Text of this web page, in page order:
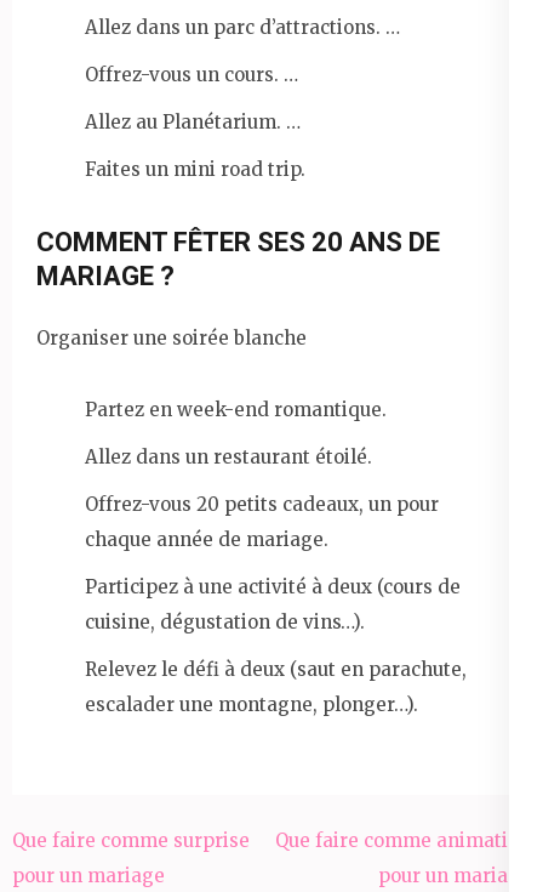
Allez dans un parc d’attractions. …
Offrez-vous un cours. …
Allez au Planétarium. …
Faites un mini road trip.
COMMENT FÊTER SES 20 ANS DE
MARIAGE ?
Organiser une soirée blanche
Partez en week-end romantique.
Allez dans un restaurant étoilé.
Offrez-vous 20 petits cadeaux, un pour
chaque année de mariage.
Participez à une activité à deux (cours de
cuisine, dégustation de vins…).
Relevez le défi à deux (saut en parachute,
escalader une montagne, plonger…).
Navigation
de
Que faire comme surprise
pour un mariage
Que faire comme animation
pour un mariage